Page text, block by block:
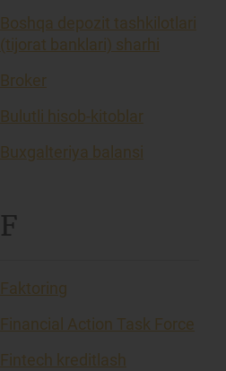
Boshqa depozit tashkilotlari
(tijorat banklari) sharhi
Broker
Bulutli hisob-kitoblar
Buxgalteriya balansi
F
Faktoring
Financial Action Task Force
Fintech kreditlash